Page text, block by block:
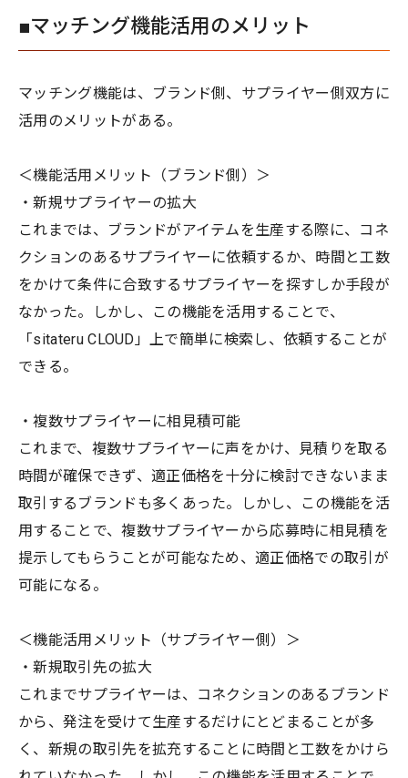
■マッチング機能活用のメリット
マッチング機能は、ブランド側、サプライヤー側双方に
活用のメリットがある。
＜機能活用メリット（ブランド側）＞
・新規サプライヤーの拡大
これまでは、ブランドがアイテムを生産する際に、コネ
クションのあるサプライヤーに依頼するか、時間と工数
をかけて条件に合致するサプライヤーを探すしか手段が
なかった。しかし、この機能を活用することで、
「sitateru CLOUD」上で簡単に検索し、依頼することが
できる。
・複数サプライヤーに相見積可能
これまで、複数サプライヤーに声をかけ、見積りを取る
時間が確保できず、適正価格を十分に検討できないまま
取引するブランドも多くあった。しかし、この機能を活
用することで、複数サプライヤーから応募時に相見積を
提示してもらうことが可能なため、適正価格での取引が
可能になる。
＜機能活用メリット（サプライヤー側）＞
・新規取引先の拡大
これまでサプライヤーは、コネクションのあるブランド
から、発注を受けて生産するだけにとどまることが多
く、新規の取引先を拡充することに時間と工数をかけら